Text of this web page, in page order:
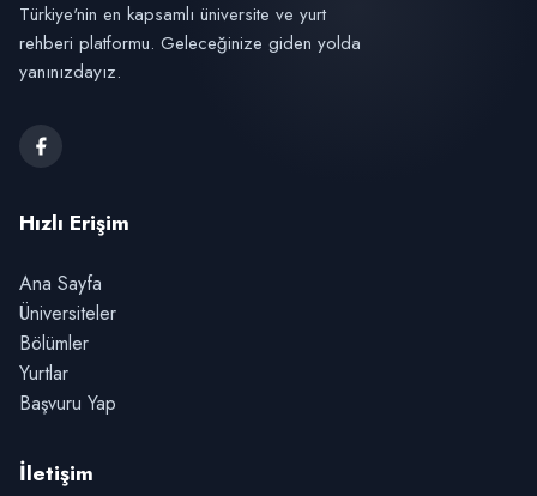
Türkiye'nin en kapsamlı üniversite ve yurt
rehberi platformu. Geleceğinize giden yolda
yanınızdayız.
Hızlı Erişim
Ana Sayfa
Üniversiteler
Bölümler
Yurtlar
Başvuru Yap
İletişim